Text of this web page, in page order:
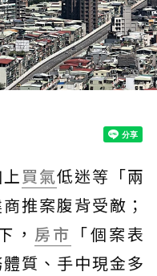
買氣低迷等「兩
推案腹背受敵；
， 房市 「個案表
質、手中現金多